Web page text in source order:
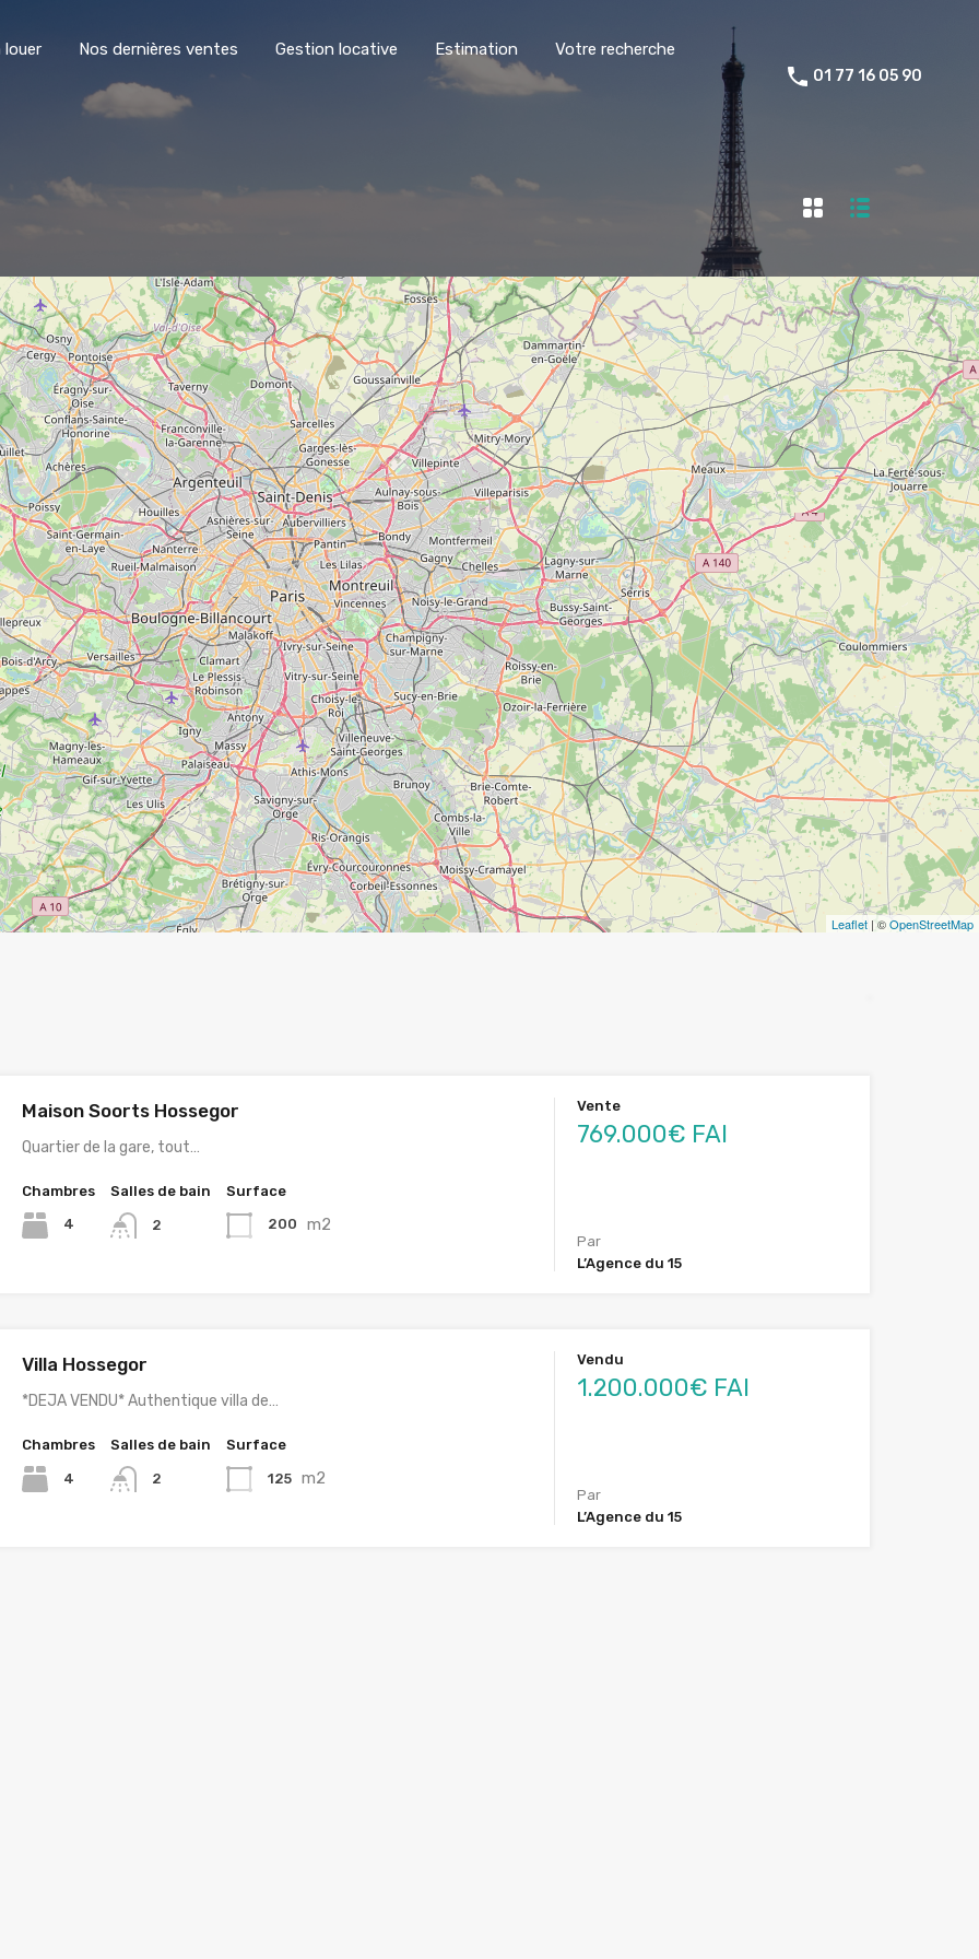
louer Nos dernières ventes Gestion locative Estimation Votre recherche
01 77 16 05 90
Leaflet | ©OpenStreetMap
Maison Soorts Hossegor
Quartier de la gare, tout…
Chambres
4
Salles de bain
2
Surface
200 m2
Vente
769.000€ FAI
Par
L’Agence du 15
Villa Hossegor
*DEJA VENDU* Authentique villa de…
Chambres
4
Salles de bain
2
Surface
125 m2
Vendu
1.200.000€ FAI
Par
L’Agence du 15